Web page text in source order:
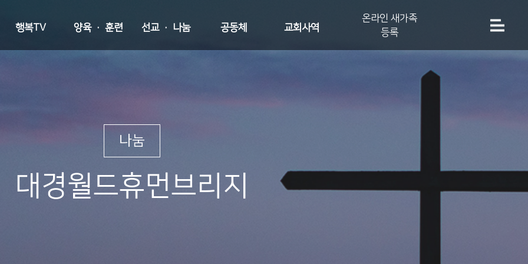
행복TV 양육 · 훈련 선교 · 나눔 공동체 교회사역
온라인 새가족
등록
나눔
대경월드휴먼브리지